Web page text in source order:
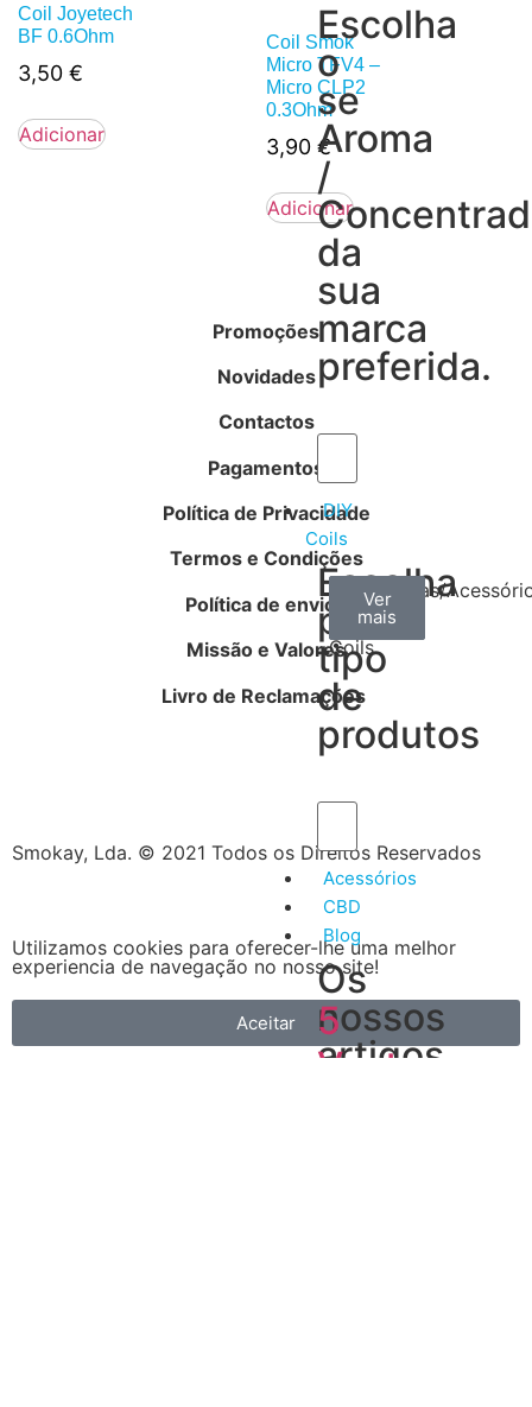
Escolha
o
se
Aroma
/
da
sua
marca
preferida.
DIY
Coils
Escolha
por
tipo
de
produtos
Arame
Coils
Ver
mais
Algodão
Ver
mais
Ferramentas/
Ver
mais
Acessórios
CBD
Blog
Os
nossos
artigos
5
Vantagens
Coil Joyetech
BF 0.6Ohm
3,50 €
Adicionar
Coil Smok
Micro TFV4 –
Micro CLP2
0.3Ohm
3,90 €
Adicionar
Promoções
Novidades
Contactos
Pagamentos
Política de Privacidade
Termos e Condições
Política de envios
Missão e Valores
Livro de Reclamações
Smokay, Lda. © 2021 Todos os Direitos Reservados
Utilizamos cookies para oferecer-lhe uma melhor
experiencia de navegação no nosso site!
Aceitar